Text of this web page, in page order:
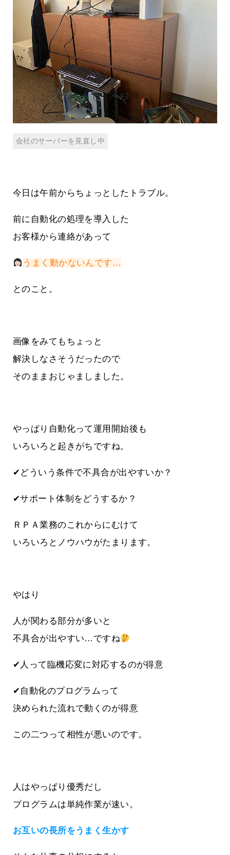
会社のサーバーを見直し中
今日は午前からちょっとしたトラブル。
前に自動化の処理を導入した
お客様から連絡があって
うまく動かないんです…
とのこと。
画像をみてもちょっと
解決しなさそうだったので
そのままおじゃましました。
やっぱり自動化って運用開始後も
いろいろと起きがちですね。
✔どういう条件で不具合が出やすいか？
✔サポート体制をどうするか？
ＲＰＡ業務のこれからにむけて
いろいろとノウハウがたまります。
やはり
人が関わる部分が多いと
不具合が出やすい…ですね
✔人って臨機応変に対応するのが得意
✔自動化のプログラムって
決められた流れで動くのが得意
この二つって相性が悪いのです。
人はやっぱり優秀だし
プログラムは単純作業が速い。
お互いの長所をうまく生かす